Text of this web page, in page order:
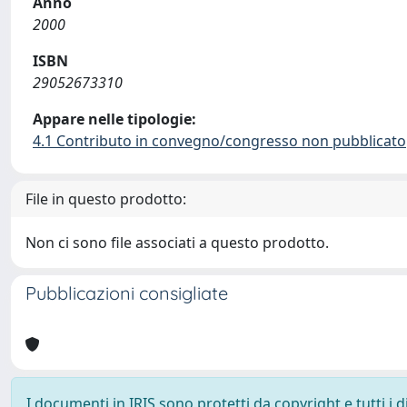
2000
ISBN
29052673310
Appare nelle tipologie:
4.1 Contributo in convegno/congresso non pubblicato
File in questo prodotto:
Non ci sono file associati a questo prodotto.
Pubblicazioni consigliate